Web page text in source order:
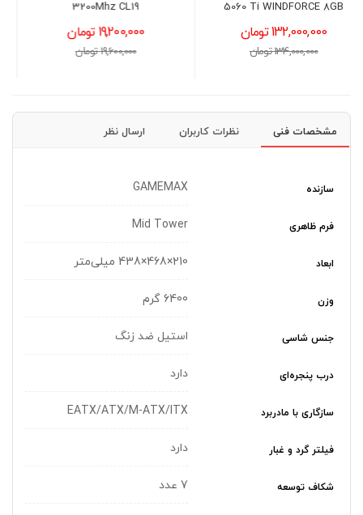
3200Mhz CL19
19,200,000 تومان
19,600,000 تومان
Master Standard Cooler
i۷۰C ARG
3,800,000 تومان
مشخصات فنی نظرات کاربران ارسال نظر
سازنده GAMEMAX
فرم ظاهری Mid Tower
ابعاد 210×468×438 میلی‌متر
وزن 6400 گرم
جنس شاسی استیل ضد زنگ
درب پنجره‌ای دارد
سازگاری با مادربرد EATX/ATX/M-ATX/ITX
فیلتر گرد و غبار دارد
شکاف توسعه 7 عدد